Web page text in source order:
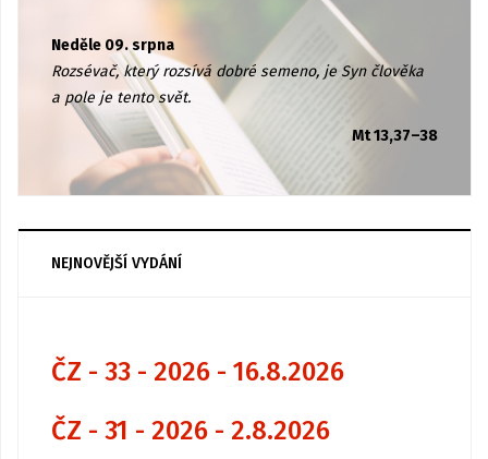
Neděle 09. srpna
Rozsévač, který rozsívá dobré semeno, je Syn člověka
a pole je tento svět.
Mt 13,37–38
NEJNOVĚJŠÍ VYDÁNÍ
ČZ - 33 - 2026 - 16.8.2026
ČZ - 31 - 2026 - 2.8.2026